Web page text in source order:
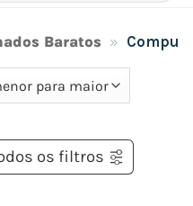
Baratos »
os filtros